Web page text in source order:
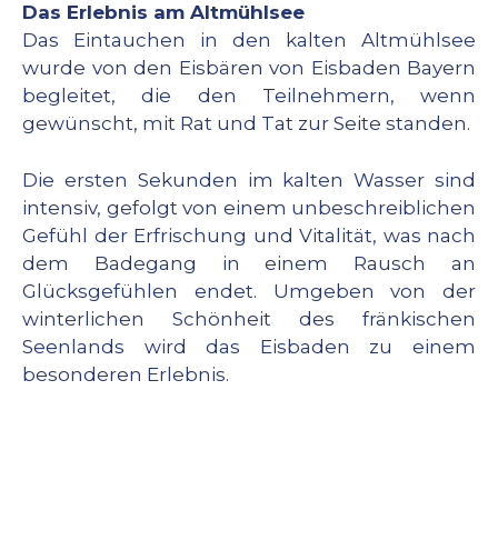
Das Erlebnis am Altmühlsee
Das Eintauchen in den kalten Altmühlsee
wurde von den Eisbären von Eisbaden Bayern
begleitet, die den Teilnehmern, wenn
gewünscht, mit Rat und Tat zur Seite standen.
Die ersten Sekunden im kalten Wasser sind
intensiv, gefolgt von einem unbeschreiblichen
Gefühl der Erfrischung und Vitalität, was nach
dem Badegang in einem Rausch an
Glücksgefühlen endet. Umgeben von der
winterlichen Schönheit des fränkischen
Seenlands wird das Eisbaden zu einem
besonderen Erlebnis.